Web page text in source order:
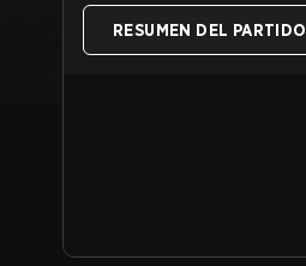
RESUMEN DEL PARTIDO